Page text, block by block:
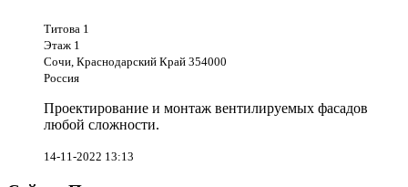
Титова 1
Этаж 1
Сочи, Краснодарский Край 354000
Россия
Проектирование и монтаж вентилируемых фасадов
любой сложности.
14-11-2022 13:13